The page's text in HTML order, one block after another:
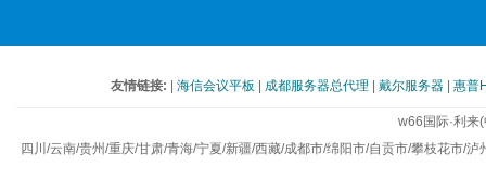
友情链接: |海信会议平板 | 成都服务器总代理 |戴尔服务器 |惠普
w66国际·利
四川/云南/贵州/重庆/甘肃/青海/宁夏/新疆/西藏/成都市/绵阳市/自贡市/攀枝花市/泸州